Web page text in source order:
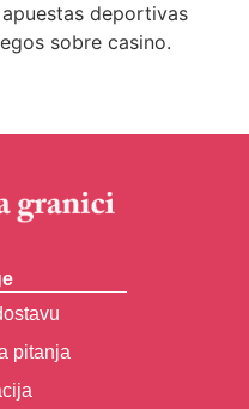
deportivas
sobre casino.
pitanja